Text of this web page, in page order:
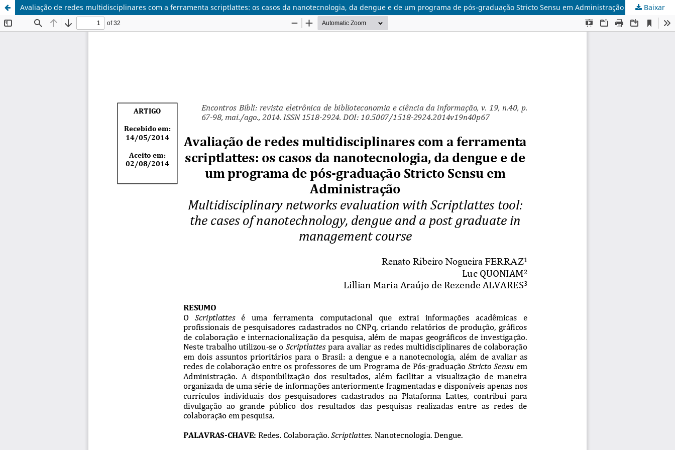
Avaliação de redes multidisciplinares com a ferramenta scriptlattes: os casos da nanotecnologia, da dengue e de um programa de pós-graduação Stricto Sensu em Administração Baixar